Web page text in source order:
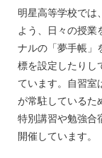
明星高等学校では
よう、日々の授業
ナルの「夢手帳」
標を設定したりし
ています。自習室
が常駐しているた
特別講習や勉強合
開催しています。